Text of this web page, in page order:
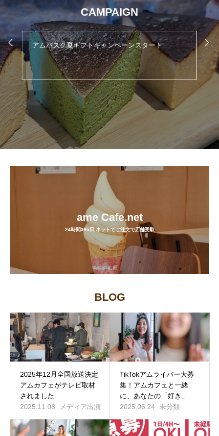
CAMPAIGN
アムカフェ4周年お客様感謝祭がスタート 6月
ame Cafe.net
24時間365日 ネットでご注文で店舗受取
BLOG
2025年12月全国放送決定
アムカフェがテレビ取材
されました
2025.11.08
メディア出演
TikTokアムライバー大募
集！アムカフェと一緒
に、あなたの「好き」を
発信しませんか？
2025.06.24 未分類